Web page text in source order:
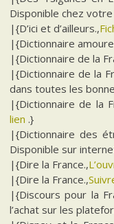
Disponible chez
|{D’ici et d’ailleurs.,
|{Dictionnaire
|{Dictionnaire de la
|{Dictionnaire de la
dans toutes les
|{Dictionnaire de la
lien .}
|{Dictionnaire des
Disponible sur
|{Dire la France.,
|{Dire la France.,
|{Discours pour la
l’achat sur les